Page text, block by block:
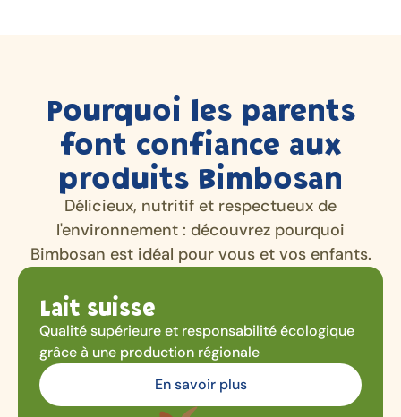
Pourquoi les parents
font confiance aux
produits Bimbosan
Délicieux, nutritif et respectueux de
l'environnement : découvrez pourquoi
Bimbosan est idéal pour vous et vos enfants.
Lait suisse
Qualité supérieure et responsabilité écologique
grâce à une production régionale
En savoir plus